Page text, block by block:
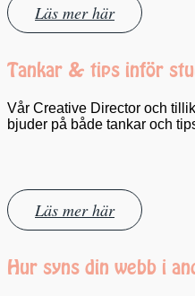
Läs mer här
Tankar & tips inför
Vår Creative Director och
bjuder på både tankar och
Läs mer här
Hur syns din webb i